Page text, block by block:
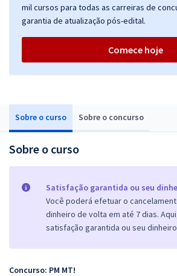
Sobre o curso Sobre o concurso
Sobre o curso
Satisfação garantida ou seu
Você poderá efetuar o
dinheiro de volta em até 7 dias.
satisfação garantida ou seu
Concurso: PM MT!
mil cursos para todas as carreiras de
garantia de atualização pós-edital.
Comece hoje